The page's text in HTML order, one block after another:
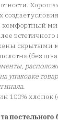
создает
комфортный
скрытыми
(без
упаковке
.
100% хлопок
постельного